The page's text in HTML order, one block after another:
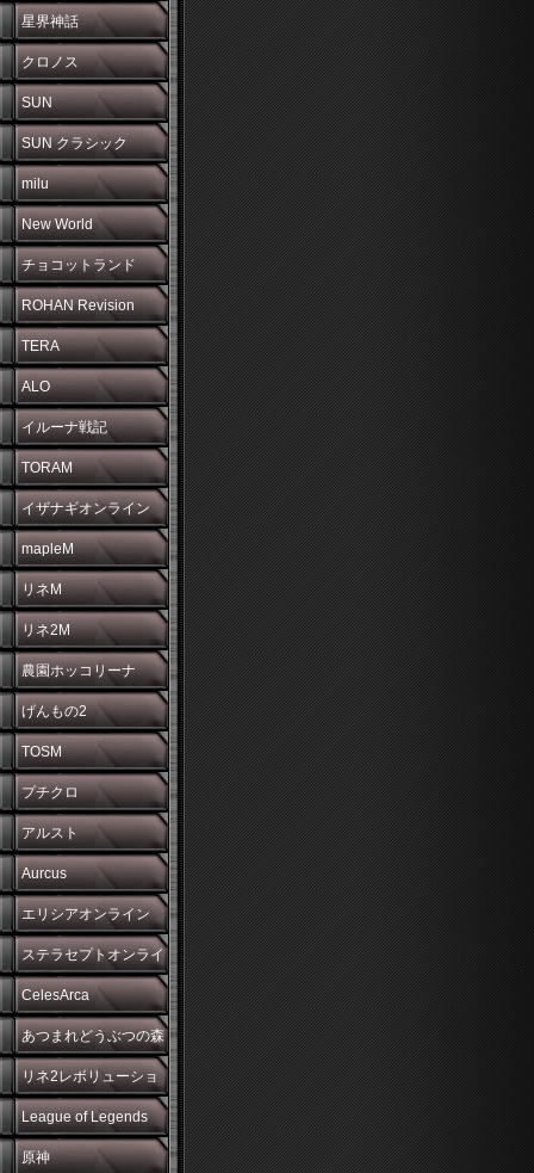
星界神話
クロノス
SUN
SUN クラシック
milu
New World
チョコットランド
ROHAN Revision
TERA
ALO
イルーナ戦記
TORAM
イザナギオンライン
mapleM
リネM
リネ2M
農園ホッコリーナ
げんもの2
TOSM
プチクロ
アルスト
Aurcus
エリシアオンライン
ステラセプトオンライ
ン
CelesArca
あつまれどうぶつの森
リネ2レボリューショ
ン
League of Legends
原神